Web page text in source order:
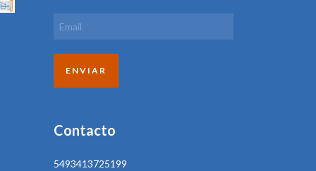
Contacto
5493413725199